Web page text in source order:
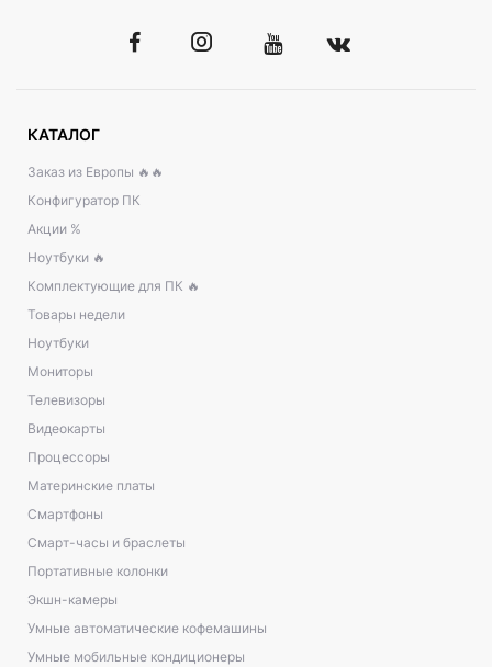
КАТАЛОГ
Заказ из Европы 🔥🔥
Конфигуратор ПК
Акции %
Ноутбуки 🔥
Комплектующие для ПК 🔥
Товары недели
Ноутбуки
Мониторы
Телевизоры
Видеокарты
Процессоры
Материнские платы
Смартфоны
Смарт-часы и браслеты
Портативные колонки
Экшн-камеры
Умные автоматические кофемашины
Умные мобильные кондиционеры